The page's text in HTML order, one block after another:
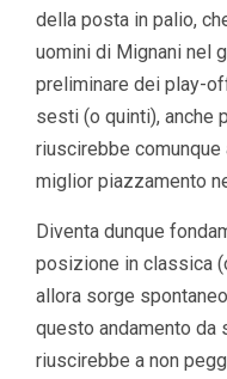
della posta in palio,
uomini di Mignani nel
preliminare dei play-
sesti (o quinti), anche
riuscirebbe
miglior piazzamento
Diventa dunque
posizione in classica
allora sorge
questo andamento da
riuscirebbe a non